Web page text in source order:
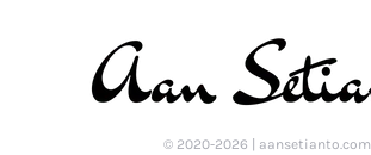
© 2020-2026 | aansetianto.com